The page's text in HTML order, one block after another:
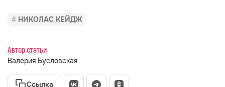
НИКОЛАС КЕЙДЖ
Автор статьи
Валерия Бусловская
Ссылка